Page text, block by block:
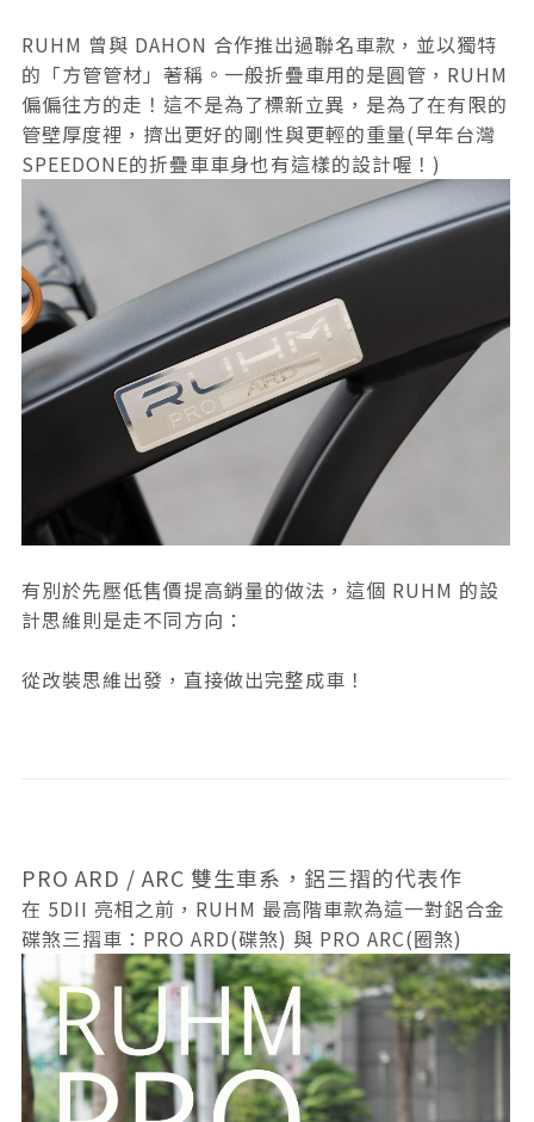
RUHM 曾與 DAHON 合作推出過聯名車款，並以獨特
的「方管管材」著稱。一般折疊車用的是圓管，RUHM
偏偏往方的走！這不是為了標新立異，是為了在有限的
管壁厚度裡，擠出更好的剛性與更輕的重量(早年台灣
SPEEDONE的折疊車車身也有這樣的設計喔！)
有別於先壓低售價提高銷量的做法，這個 RUHM 的設
計思維則是走不同方向：
從改裝思維出發，直接做出完整成車！
PRO ARD / ARC 雙生車系，鋁三摺的代表作
在 5DII 亮相之前，RUHM 最高階車款為這一對鋁合金
碟煞三摺車：PRO ARD(碟煞) 與 PRO ARC(圈煞)